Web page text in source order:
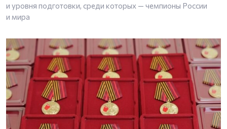
и уровня подготовки, среди которых — чемпионы России
и мира